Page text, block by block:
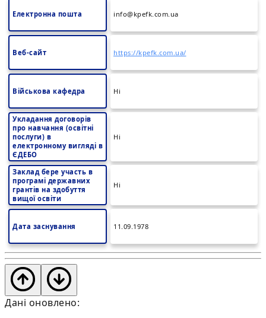
Електронна пошта info@kpefk.com.ua
Веб-сайт https://kpefk.com.ua/
Військова кафедра Ні
Укладання договорів
про навчання (освітні
послуги) в
електронному вигляді в
ЄДЕБО
Ні
Заклад бере участь в
програмі державних
грантів на здобуття
вищої освіти
Ні
Дата заснування 11.09.1978
Дані оновлено: